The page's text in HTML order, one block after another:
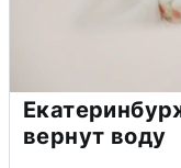
вернут воду